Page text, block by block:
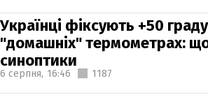
Українці фіксують +50
"домашніх" термометрах:
синоптики
6 серпня, 16:46 1187